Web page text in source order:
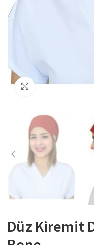
Büyütmek için
Düz Kiremit